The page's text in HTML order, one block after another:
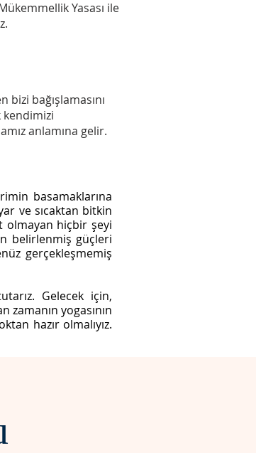
Yasası ile
bağışlamasını
anlamına gelir.
basamaklarına
ve sıcaktan bitkin
olmayan hiçbir şeyi
belirlenmiş güçleri
gerçekleşmemiş
Gelecek için,
yogasının
hazır olmalıyız.